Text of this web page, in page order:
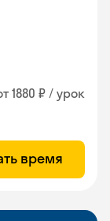
1880 ₽ / урок
время